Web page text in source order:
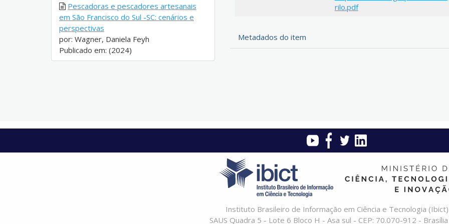
rilo.pdf
Metadados do item
Pescadoras e pescadores artesanais
em São Francisco do Sul -SC: cenários e
perspectivas
por: Wagner, Daniela Feyh
Publicado em: (2024)
Instituto Brasileiro de Informação em Ciência e Tecnologia (Ibict)
SAUS Quadra 5 - Lote 6 Bloco H - Asa sul - CEP: 70.070-912 -